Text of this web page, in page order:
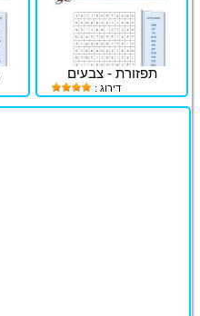
תפזורת - צבעים
דירוג :